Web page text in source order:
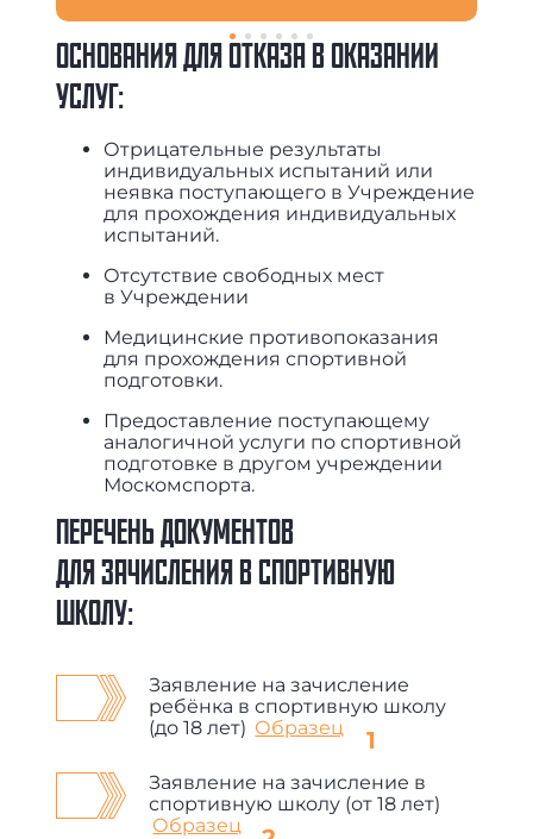
ОСНОВАНИЯ ДЛЯ ОТКАЗА В ОКАЗАНИИ
УСЛУГ:
Отрицательные результаты
индивидуальных испытаний или
неявка поступающего в Учреждение
для прохождения индивидуальных
испытаний.
Отсутствие свободных мест
в Учреждении
Медицинские противопоказания
для прохождения спортивной
подготовки.
Предоставление поступающему
аналогичной услуги по спортивной
подготовке в другом учреждении
Москомспорта.
ПЕРЕЧЕНЬ ДОКУМЕНТОВ
ДЛЯ ЗАЧИСЛЕНИЯ В СПОРТИВНУЮ
ШКОЛУ:
Заявление на зачисление
ребёнка в спортивную школу
(до 18 лет) Образец
Заявление на зачисление в
спортивную школу (от 18 лет)
Образец